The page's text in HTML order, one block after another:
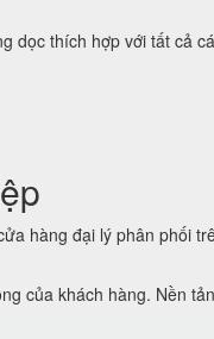
dọc thích hợp với tất cả
hàng đại lý phân phối
của khách hàng. Nền